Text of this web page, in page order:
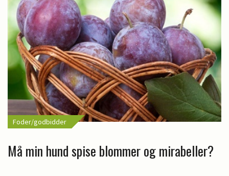
Foder/godbidder
Må min hund spise blommer og mirabeller?